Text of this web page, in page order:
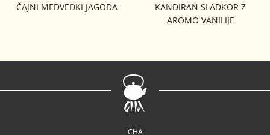
ČAJNI MEDVEDKI JAGODA
KANDIRAN SLADKOR Z
AROMO VANILIJE
CHA